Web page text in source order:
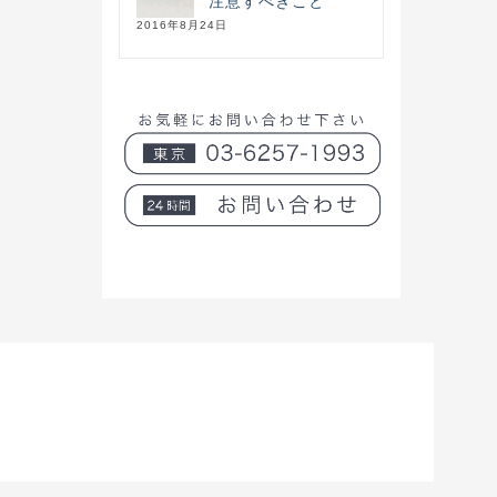
2016年8月24日